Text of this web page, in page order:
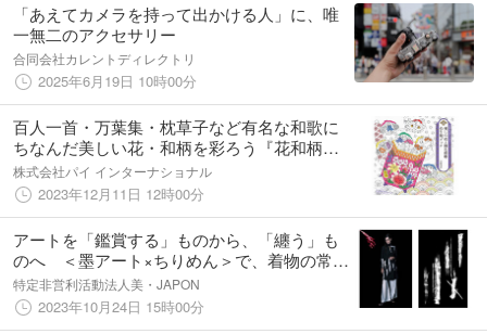
「あえてカメラを持って出かける人」に、唯
一無二のアクセサリー
合同会社カレントディレクトリ
2025年6月19日 10時00分
百人一首・万葉集・枕草子など有名な和歌に
ちなんだ美しい花・和柄を彩ろう『花和柄ぬ
り絵シリーズ2 美しい花と雅な和歌 ぬり絵ブ
ック』12月14日発売
株式会社パイ インターナショナル
2023年12月11日 12時00分
アートを「鑑賞する」ものから、「纏う」も
のへ ＜墨アート×ちりめん＞で、着物の常識
を変える「和のタウンウェア」が誕生 美・
Eiko 新作コレクション発表および展示会 ＜12
月2日開催＞
特定非営利活動法人美・JAPON
2023年10月24日 15時00分